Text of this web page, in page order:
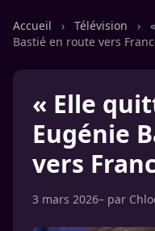
Accueil › Télévision ›
Bastié en route vers
« Elle
Eugénie
vers
3 mars 2026– par